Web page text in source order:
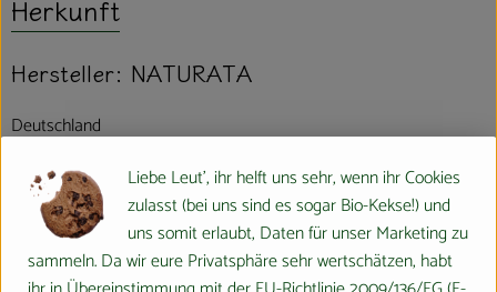
Herkunft
Hersteller: NATURATA
Deutschland
Naturata AG
Liebe Leut', ihr helft uns sehr, wenn ihr Cookies
zulasst (bei uns sind es sogar Bio-Kekse!) und
uns somit erlaubt, Daten für unser Marketing zu
sammeln. Da wir eure Privatsphäre sehr wertschätzen, habt